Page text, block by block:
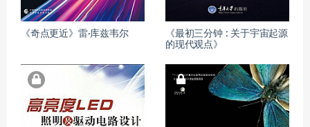
《奇点更近》雷·库兹韦尔
《最初三分钟 : 关于宇宙起源
的现代观点》